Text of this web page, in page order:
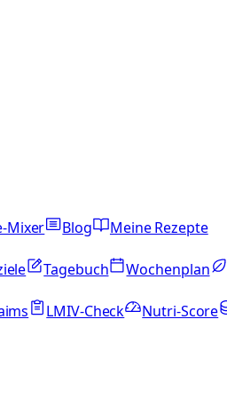
Mixer Blog
Meine Rezepte
Tagebuch Wochenplan
LMIV-Check Nutri-Score